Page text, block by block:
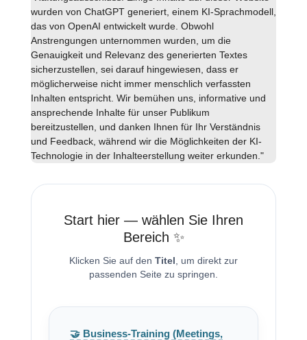
wurden von ChatGPT generiert, einem KI-Sprachmodell,
das von OpenAI entwickelt wurde. Obwohl
Anstrengungen unternommen wurden, um die
Genauigkeit und Relevanz des generierten Textes
sicherzustellen, sei darauf hingewiesen, dass er
möglicherweise nicht immer menschlich verfassten
Inhalten entspricht. Wir bemühen uns, informative und
ansprechende Inhalte für unser Publikum
bereitzustellen, und danken Ihnen für Ihr Verständnis
und Feedback, während wir die Möglichkeiten der KI-
Technologie in der Inhalteerstellung weiter erkunden."
Start hier — wählen Sie Ihren
Bereich ✨
Klicken Sie auf den Titel
, um direkt zur
passenden Seite zu springen.
🤝 Business-Training (Meetings,